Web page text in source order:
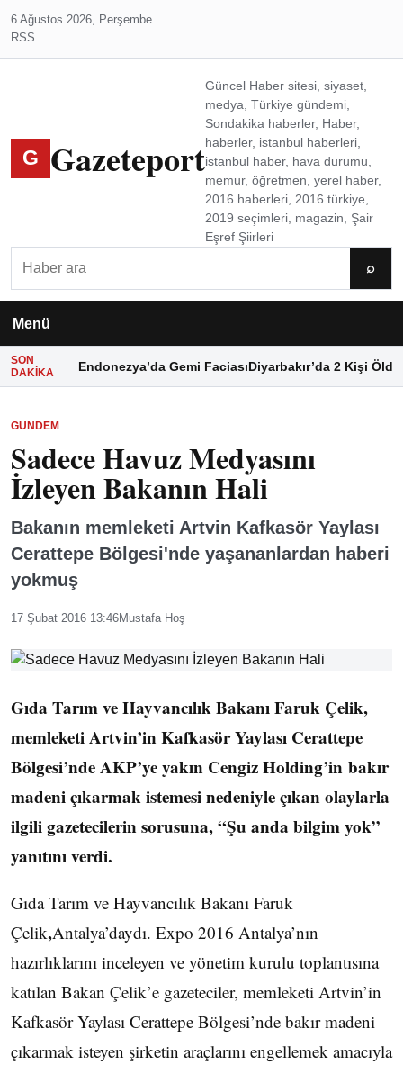
6 Ağustos 2026, Perşembe
RSS
G Gazeteport
Güncel Haber sitesi, siyaset,
medya, Türkiye gündemi,
Sondakika haberler, Haber,
haberler, istanbul haberleri,
istanbul haber, hava durumu,
memur, öğretmen, yerel haber,
2016 haberleri, 2016 türkiye,
2019 seçimleri, magazin, Şair
Eşref Şiirleri
⌕
Menü
SON
DAKIKA
Endonezya’da Gemi FaciasıDiyarbakır’da 2 Kişi Öldü
GÜNDEM
Sadece Havuz Medyasını
İzleyen Bakanın Hali
Bakanın memleketi Artvin Kafkasör Yaylası
Cerattepe Bölgesi'nde yaşananlardan haberi
yokmuş
17 Şubat 2016 13:46Mustafa Hoş
Gıda Tarım ve Hayvancılık Bakanı Faruk Çelik,
memleketi Artvin’in Kafkasör Yaylası Cerattepe
Bölgesi’nde AKP’ye yakın Cengiz Holding’in bakır
madeni çıkarmak istemesi nedeniyle çıkan olaylarla
ilgili gazetecilerin sorusuna, “Şu anda bilgim yok”
yanıtını verdi.
Gıda Tarım ve Hayvancılık Bakanı Faruk
Çelik,Antalya’daydı. Expo 2016 Antalya’nın
hazırlıklarını inceleyen ve yönetim kurulu toplantısına
katılan Bakan Çelik’e gazeteciler, memleketi Artvin’in
Kafkasör Yaylası Cerattepe Bölgesi’nde bakır madeni
çıkarmak isteyen şirketin araçlarını engellemek amacıyla